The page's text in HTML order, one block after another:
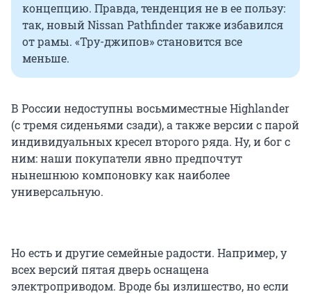
концепцию. Правда, тенденция не в ее пользу:
так, новый Nissan Pathfinder также избавился
от рамы. «Тру-джипов» становится все
меньше.
В России недоступны восьмиместные Highlander
(с тремя сиденьями сзади), а также версии с парой
индивидуальных кресел второго ряда. Ну, и бог с
ним: наши покупатели явно предпочтут
нынешнюю компоновку как наиболее
универсальную.
Но есть и другие семейные радости. Например, у
всех версий пятая дверь оснащена
электроприводом. Вроде бы излишество, но если